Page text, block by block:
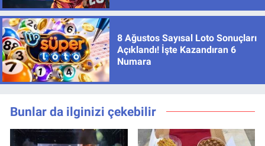
8 Ağustos Sayısal Loto Sonuçları
Açıklandı! İşte Kazandıran 6
Numara
Bunlar da ilginizi çekebilir